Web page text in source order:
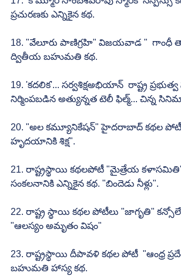
ప్రచురణకు ఎన్నికైన కథ.
18. "వేలూరు పాణిగ్రహి" విజయవాడ "  గాంధీ
ద్వితీయ బహుమతి కథ.
19. 'కదలిక'... సర్వశిక్షఅభియాన్  రాష్ట్ర
నిర్మింపబడిన అత్యున్నత టెలీ ఫిల్మ్... చిన్న
20. "అల కమ్యూనికేషన్" హైదరాబాద్ కథల
హృదయానికి శిక్ష".
21. రాష్ట్రస్థాయి కథలపోటీ "మైత్రేయ కళాసమితి"
సంకలనానికి ఎన్నికైన కథ. "బిందెడు నీళ్లు".
22. రాష్ట్ర స్థాయి కథల పోటీలు "జాగృతి"
"ఆలస్యం అమృతం విషం"
23. రాష్ట్రస్థాయి దీపావళి కథల పోటీ  "ఆంధ్ర
బహుమతి హాస్య కథ.